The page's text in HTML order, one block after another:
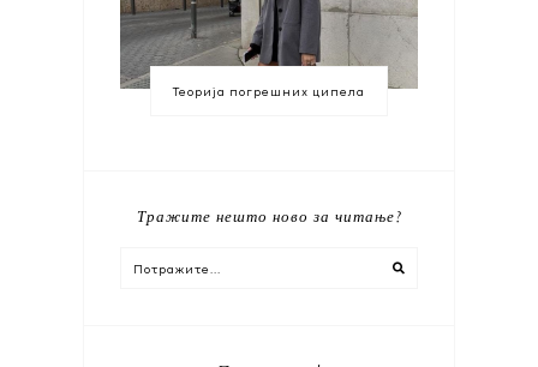
Теорија погрешних ципела
Тражите нешто ново за читање?